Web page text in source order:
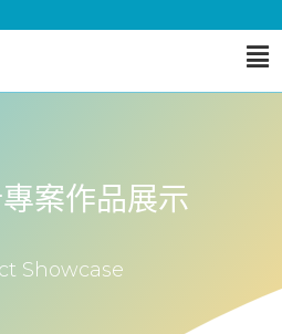
案作品展示
Showcase